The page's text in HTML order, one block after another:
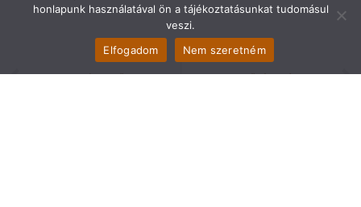
Nehezen éghető hevederek PIPETYPE cső típusú hevederek
honlapunk használatával ön a tájékoztatásunkat tudomásul
veszi.
Elfogadom
Nem szeretném